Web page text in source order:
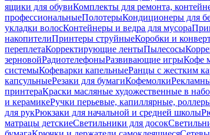
ящики для обувиКомплекты для ремонта,
профессиональныеПолотерыКондиционеры для
укладки волосКонтейнеры и ведра для мусора
накопителиПринтеры струйныеКоробки и
переплетаКорректирующие лентыПылесосы
зерновойРадиотелефоныРазвивающие игрыКофе
системыКофеварки капельныеРанцы с жестким
капсульныеРезаки для бумагиКофемолки
принтераКраски масляные художественные в
и керамикеРучки перьевые, капиллярные,
для рукРюкзаки для начальной и средней школы
матрацы детскиеСветильники для досок